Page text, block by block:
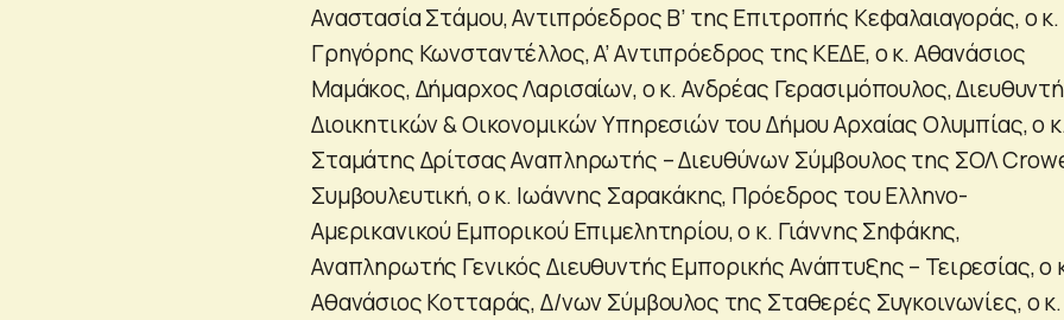
Αναστασία Στάμου, Αντιπρόεδρος Β’ της Επιτροπής Κεφαλαιαγοράς, ο κ.
Γρηγόρης Κωνσταντέλλος, A’ Aντιπρόεδρος της ΚΕΔΕ, ο κ. Αθανάσιος
Μαμάκος, Δήμαρχος Λαρισαίων, ο κ. Ανδρέας Γερασιμόπουλος,
Διοικητικών & Οικονομικών Υπηρεσιών του Δήμου Αρχαίας Ολυμπίας, ο
Σταμάτης Δρίτσας Αναπληρωτής – Διευθύνων Σύμβουλος της ΣΟΛ
Συμβουλευτική, ο κ. Iωάννης Σαρακάκης, Πρόεδρος του Ελληνο-
Aμερικανικού Εμπορικού Επιμελητηρίου, ο κ. Γιάννης Σηφάκης,
Αναπληρωτής Γενικός Διευθυντής Εμπορικής Ανάπτυξης – Τειρεσίας, ο
Αθανάσιος Κοτταράς, Δ/νων Σύμβουλος της Σταθερές Συγκοινωνίες, ο κ.